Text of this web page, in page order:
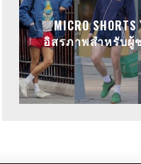
MICRO
อิสรภาพสำหรับผู้